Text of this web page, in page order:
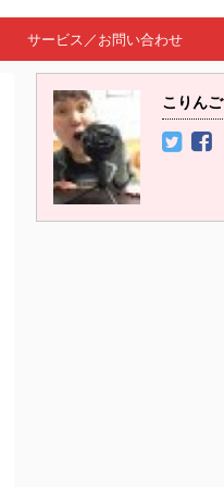
サービス／お問い合わせ
こりんご